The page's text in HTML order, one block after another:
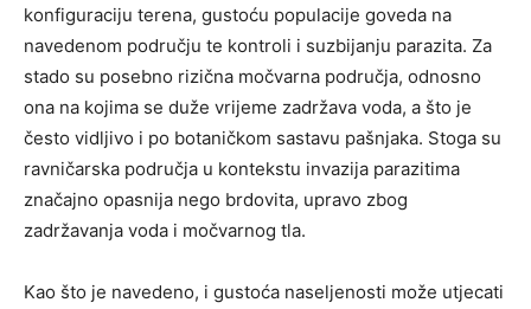
konfiguraciju terena, gustoću populacije goveda na
navedenom području te kontroli i suzbijanju parazita. Za
stado su posebno rizična močvarna područja, odnosno
ona na kojima se duže vrijeme zadržava voda, a što je
često vidljivo i po botaničkom sastavu pašnjaka. Stoga su
ravničarska područja u kontekstu invazija parazitima
značajno opasnija nego brdovita, upravo zbog
zadržavanja voda i močvarnog tla.
Kao što je navedeno, i gustoća naseljenosti može utjecati